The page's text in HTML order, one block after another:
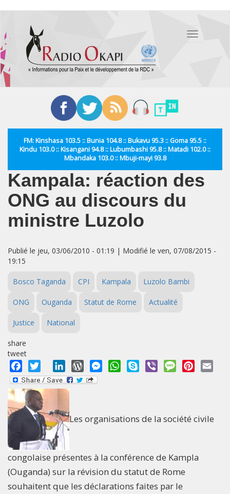
contenu
principal
Toggle
FM: Kinshasa 103.5 :: Bunia 104.8 :: Bukavu 95.3 :: Goma 95.5 ::
Kindu 103.0 :: Kisangani 94.8 :: Lubumbashi 95.8 :: Matadi 102.0 ::
Mbandaka 103.0 :: Mbuji-mayi 93.8
Kampala: réaction des
ONG au discours du
ministre Luzolo
Publié le jeu, 03/06/2010 - 01:19 | Modifié le ven, 07/08/2015 -
19:15
Bosco Taganda CPI Kampala Luzolo Bambi
ONG Ouganda Statut de Rome Actualité
Justice National
share
tweet
Facebook
Twitter LinkedInWordPressMessengerWhatsApp
Skype Viber MessagePinterest
Les organisations de la société civile
congolaise présentes à la conférence de Kampla
(Ouganda) sur la révision du statut de Rome
souhaitent que les déclarations faites par le